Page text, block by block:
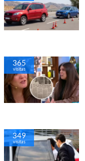
365
visitas
349
visitas